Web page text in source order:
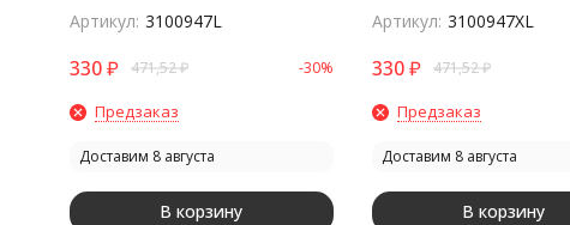
Артикул: 3100947L
330 ₽ 471,52₽ -30%
Предзаказ
Доставим 8 августа
В корзину
Артикул: 3100947XL
330₽ 471,52₽
Предзаказ
Доставим 8 августа
В корзину